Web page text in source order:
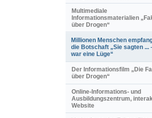
Multimediale
Informationsmaterialien
über Drogen“
Millionen Menschen
die Botschaft „Sie sagten ...
war eine Lüge“
Der Informationsfilm „Die
über Drogen“
Online-Informations- und
Ausbildungszentrum,
Website